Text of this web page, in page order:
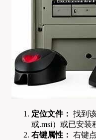
定位文件： 找到
或.msi）或已安装
右键属性： 右键